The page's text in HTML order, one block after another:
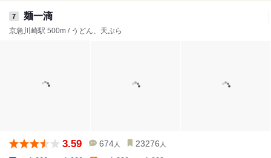
7 麺一滴
京急川崎駅 500m / うどん、天ぷら
3.59 674 人 23276 人